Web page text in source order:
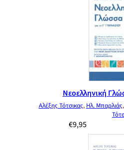
Νεοελληνική
Αλέξης Τότσικας, Ηλ. Μπαρλιάς,
€9,95